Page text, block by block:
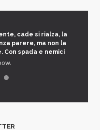
cade si rialza, la
parere, ma non la
Con spada e nemici